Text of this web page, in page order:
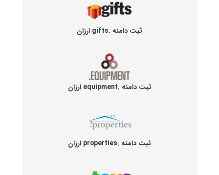
ثبت دامنه .gifts ارزان
ثبت دامنه .equipment ارزان
ثبت دامنه .properties ارزان